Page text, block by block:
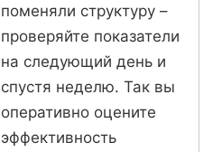
поменяли структуру –
проверяйте показатели
на следующий день и
спустя неделю. Так вы
оперативно оцените
эффективность